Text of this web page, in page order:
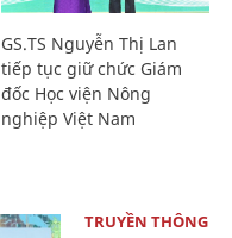
GS.TS Nguyễn Thị Lan
tiếp tục giữ chức Giám
đốc Học viện Nông
nghiệp Việt Nam
TRUYỀN THÔNG